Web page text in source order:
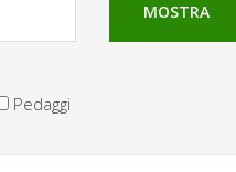
MOSTRA
Pedaggi